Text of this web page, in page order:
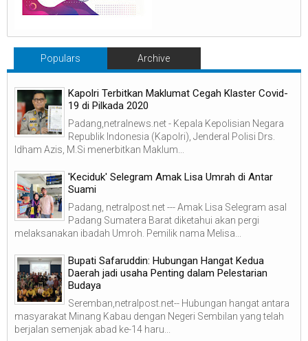
Populars Archive
Kapolri Terbitkan Maklumat Cegah Klaster Covid-
19 di Pilkada 2020
Padang,netralnews.net - Kepala Kepolisian Negara
Republik Indonesia (Kapolri), Jenderal Polisi Drs.
Idham Azis, M.Si menerbitkan Maklum...
'Keciduk' Selegram Amak Lisa Umrah di Antar
Suami
Padang, netralpost.net --- Amak Lisa Selegram asal
Padang Sumatera Barat diketahui akan pergi
melaksanakan ibadah Umroh. Pemilik nama Melisa...
Bupati Safaruddin: Hubungan Hangat Kedua
Daerah jadi usaha Penting dalam Pelestarian
Budaya
Seremban,netralpost.net-- Hubungan hangat antara
masyarakat Minang Kabau dengan Negeri Sembilan yang telah
berjalan semenjak abad ke-14 haru...